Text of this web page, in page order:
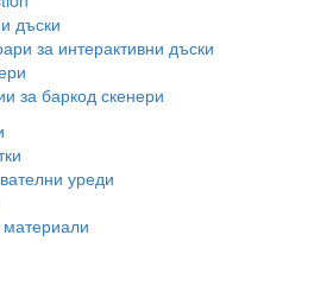
дъски
за интерактивни дъски
за баркод скенери
уреди